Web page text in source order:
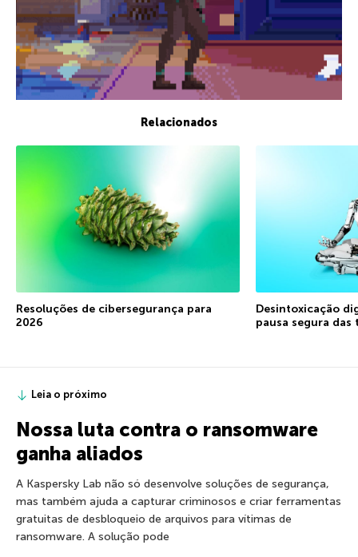
Relacionados
Resoluções de cibersegurança para
2026
Desintoxicação
pausa segura das
Leia o próximo
Nossa luta contra o ransomware
ganha aliados
A Kaspersky Lab não só desenvolve soluções de segurança,
mas também ajuda a capturar criminosos e criar ferramentas
gratuitas de desbloqueio de arquivos para vítimas de
ransomware. A solução pode